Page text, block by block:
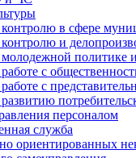
в сфере
и
политике
с
с
персоналом
служба
ориентированных